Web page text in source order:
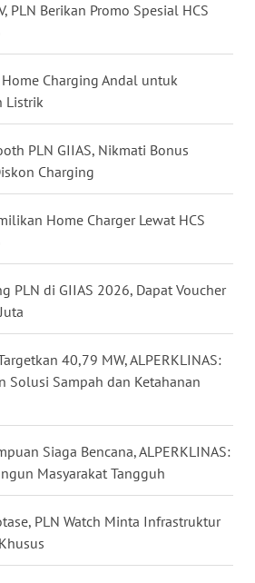
PLN Berikan Promo Spesial HCS
Charging Andal untuk
Listrik
PLN GIIAS, Nikmati Bonus
Charging
Home Charger Lewat HCS
PLN di GIIAS 2026, Dapat Voucher
40,79 MW, ALPERKLINAS:
Solusi Sampah dan Ketahanan
Siaga Bencana, ALPERKLINAS:
Masyarakat Tangguh
PLN Watch Minta Infrastruktur